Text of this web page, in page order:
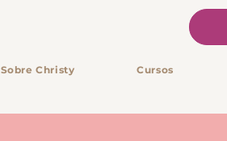
Sobre Christy Cursos